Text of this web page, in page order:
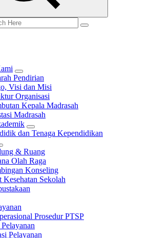
Pendirian
Visi dan Misi
Organisasi
Kepala Madrasah
Madrasah
dan Tenaga Kependidikan
& Ruang
Olah Raga
Konseling
Kesehatan Sekolah
Prosedur PTSP
Pelayanan